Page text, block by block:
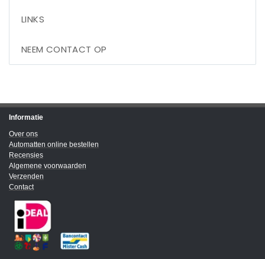
LINKS
NEEM CONTACT OP
Informatie
Over ons
Automatten online bestellen
Recensies
Algemene voorwaarden
Verzenden
Contact